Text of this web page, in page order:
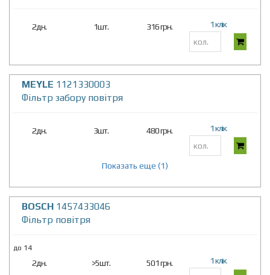
2дн. 1шт. 316 грн. 1 клік
MEYLE 1121330003
Фільтр забору повітря
2дн. 3шт. 480 грн. 1 клік
Показать еще (1)
BOSCH 1457433046
Фільтр повітря
до 14
2дн. >5шт. 501 грн. 1 клік